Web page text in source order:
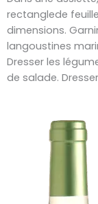
rectanglede
dimensions.
langoustines
Dresser les
de salade.